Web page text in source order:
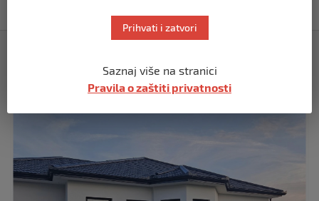
Prihvati i zatvori
Saznaj više na stranici
Pravila o zaštiti privatnosti